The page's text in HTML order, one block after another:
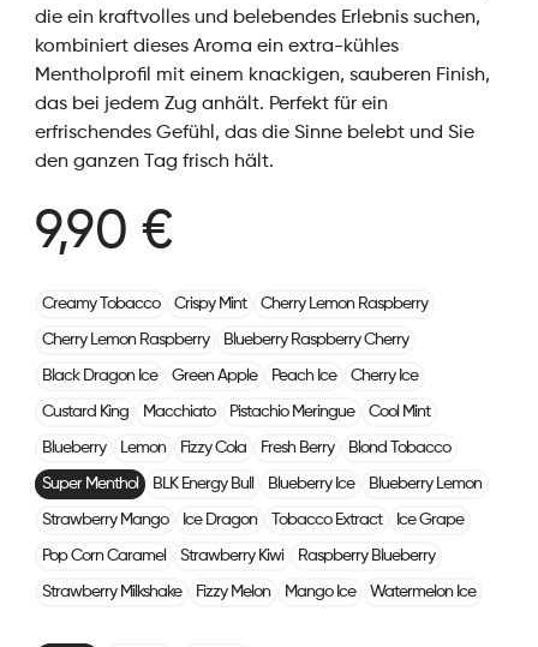
die ein kraftvolles und belebendes Erlebnis suchen,
kombiniert dieses Aroma ein extra-kühles
Mentholprofil mit einem knackigen, sauberen Finish,
das bei jedem Zug anhält. Perfekt für ein
erfrischendes Gefühl, das die Sinne belebt und Sie
den ganzen Tag frisch hält.
9,90 €
Creamy Tobacco Crispy Mint Cherry Lemon Raspberry
Cherry Lemon Raspberry Blueberry Raspberry Cherry
Black Dragon Ice Green Apple Peach Ice Cherry Ice
Custard King Macchiato Pistachio Meringue Cool Mint
Blueberry Lemon Fizzy Cola Fresh Berry Blond Tobacco
Super Menthol BLK Energy Bull Blueberry Ice Blueberry Lemon
Strawberry Mango Ice Dragon Tobacco Extract Ice Grape
Pop Corn Caramel Strawberry Kiwi Raspberry Blueberry
Strawberry Milkshake Fizzy Melon Mango Ice Watermelon Ice